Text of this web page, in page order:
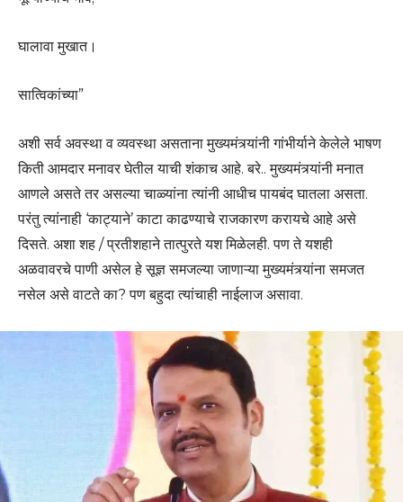
घालावा मुखात।
सात्विकांच्या”
अशी सर्व अवस्था व व्यवस्था असताना मुख्यमंत्र्यांनी गांभीर्याने केलेले भाषण
किती आमदार मनावर घेतील याची शंकाच आहे. बरे.. मुख्यमंत्र्यांनी मनात
आणले असते तर असल्या चाळ्यांना त्यांनी आधीच पायबंद घातला असता.
परंतु त्यांनाही ‘काट्याने’ काटा काढण्याचे राजकारण करायचे आहे असे
दिसते. अशा शह / प्रतीशहाने तात्पुरते यश मिळेलही. पण ते यशही
अळवावरचे पाणी असेल हे सूज्ञ समजल्या जाणाऱ्या मुख्यमंत्र्यांना समजत
नसेल असे वाटते का? पण बहुदा त्यांचाही नाईलाज असावा.